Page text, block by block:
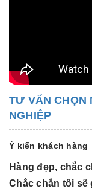
TƯ VẤN CHỌN
NGHIỆP
Ý kiến khách hàng
Hàng đẹp, chắc
Chắc chắn tôi